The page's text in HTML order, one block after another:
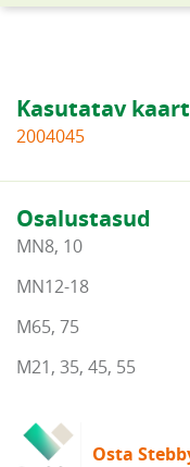
Kasutatav kaart
2004045
Osalustasud
MN8, 10
MN12-18
M65, 75
M21, 35, 45, 55
Osta